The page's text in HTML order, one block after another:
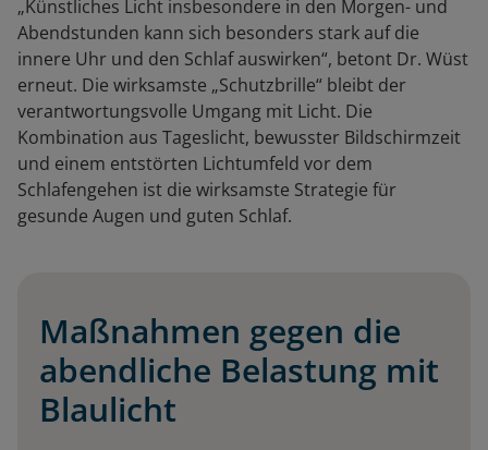
„Künstliches Licht insbesondere in den Morgen- und
Abendstunden kann sich besonders stark auf die
innere Uhr und den Schlaf auswirken“, betont Dr. Wüst
erneut. Die wirksamste „Schutzbrille“ bleibt der
verantwortungsvolle Umgang mit Licht. Die
Kombination aus Tageslicht, bewusster Bildschirmzeit
und einem entstörten Lichtumfeld vor dem
Schlafengehen ist die wirksamste Strategie für
gesunde Augen und guten Schlaf.
Maßnahmen gegen die
abendliche Belastung mit
Blaulicht